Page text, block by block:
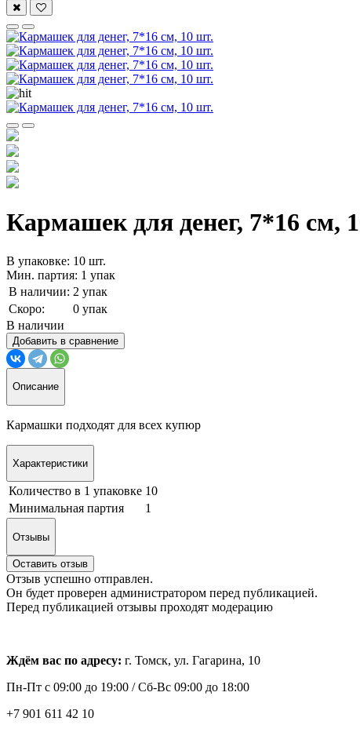
Кармашек для денег, 7*16 см,
В упаковке: 10 шт.
Мин. партия: 1 упак
В наличии: 2 упак
Скоро:
0 упак
В наличии
Добавить в сравнение
Описание
Кармашки подходят для всех купюр
Характеристики
Количество в 1 упаковке 10
Минимальная партия
1
Отзывы
Оставить отзыв
Отзыв успешно отправлен.
Он будет проверен администратором перед публикацией.
Перед публикацией отзывы проходят модерацию
Ждём вас по адресу: г. Томск, ул. Гагарина, 10
Пн-Пт с 09:00 до 19:00 /Сб-Вс 09:00 до 18:00
+7 901 611 42 10